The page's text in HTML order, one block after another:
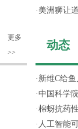
更多
>>
· 美洲狮让
动态
· 新维C给
·中国科学
·棉蚜抗药
· 人工智能